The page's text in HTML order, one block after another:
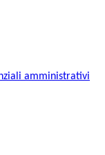
amministrativi